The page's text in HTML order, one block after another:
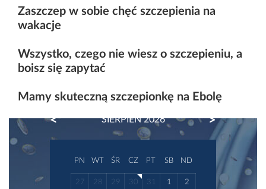
Odra, świnka i różyczka to ostre choroby
wirusowe o bardzo wysokiej zakaźności. Choć
w większości przypadków zachorowania u
dzieci mają łagodny przebieg, choroby te mogą
prowadzić do ciężkich...
Zaszczep w sobie chęć szczepienia na
wakacje
Wszystko, czego nie wiesz o szczepieniu, a
boisz się zapytać
Mamy skuteczną szczepionkę na Ebolę
SIERPIEŃ 2026
PREVIOUS NEXT
PN WT ŚR CZ PT SB ND
27 28 29 30 31 1 2